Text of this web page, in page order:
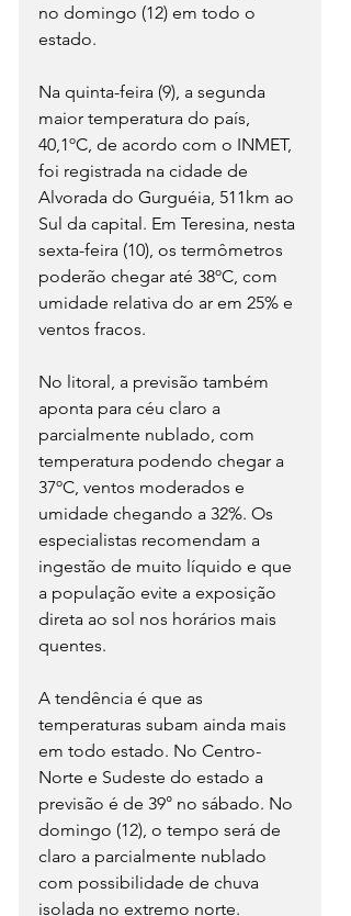
no domingo (12) em todo o
estado.
Na quinta-feira (9), a segunda
maior temperatura do país,
40,1ºC, de acordo com o INMET,
foi registrada na cidade de
Alvorada do Gurguéia, 511km ao
Sul da capital. Em Teresina, nesta
sexta-feira (10), os termômetros
poderão chegar até 38ºC, com
umidade relativa do ar em 25% e
ventos fracos.
No litoral, a previsão também
aponta para céu claro a
parcialmente nublado, com
temperatura podendo chegar a
37ºC, ventos moderados e
umidade chegando a 32%. Os
especialistas recomendam a
ingestão de muito líquido e que
a população evite a exposição
direta ao sol nos horários mais
quentes.
A tendência é que as
temperaturas subam ainda mais
em todo estado. No Centro-
Norte e Sudeste do estado a
previsão é de 39° no sábado. No
domingo (12), o tempo será de
claro a parcialmente nublado
com possibilidade de chuva
isolada no extremo norte.